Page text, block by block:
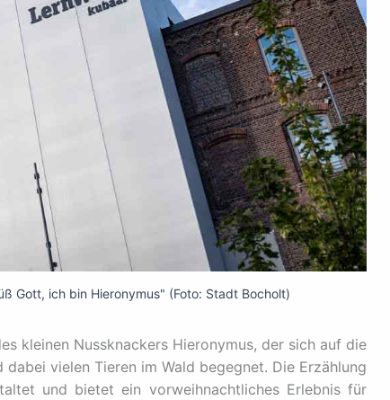
Gott, ich bin Hieronymus" (Foto: Stadt Bocholt)
kleinen Nussknackers Hieronymus, der sich auf die
dabei vielen Tieren im Wald begegnet. Die Erzählung
und bietet ein vorweihnachtliches Erlebnis für